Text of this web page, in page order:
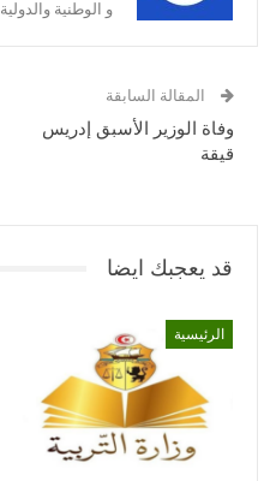
و الوطنية والدولية
المقالة السابقة
وفاة الوزير الأسبق إدريس
قيقة
قد يعجبك ايضا
الرئيسية